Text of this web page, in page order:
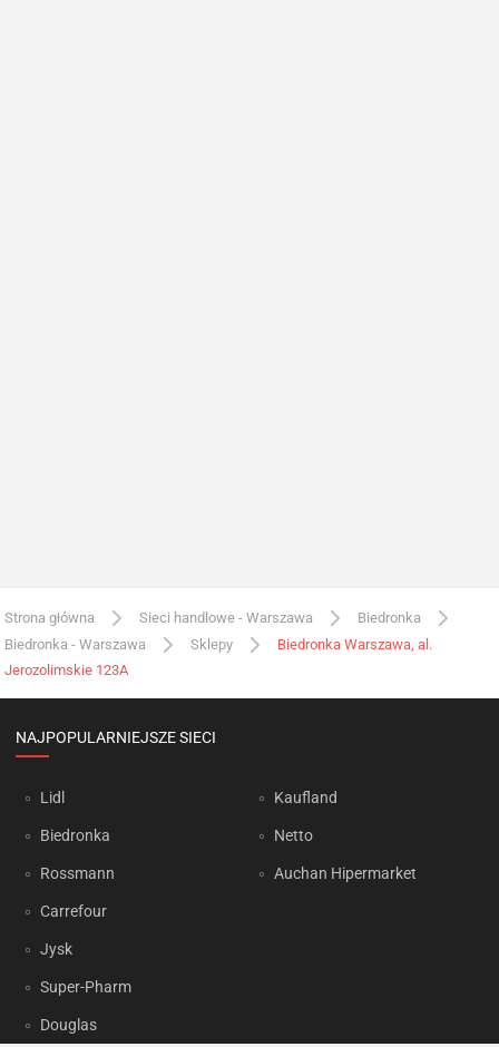
Strona główna Sieci handlowe - Warszawa
Biedronka
Biedronka - Warszawa
Sklepy
Biedronka Warszawa, al.
Jerozolimskie 123A
NAJPOPULARNIEJSZE SIECI
Lidl
Biedronka
Rossmann
Carrefour
Jysk
Super-Pharm
Douglas
Kaufland
Netto
Auchan Hipermarket